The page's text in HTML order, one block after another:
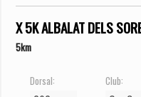
X 5K ALBALAT DELS
5km
Dorsal: Club: